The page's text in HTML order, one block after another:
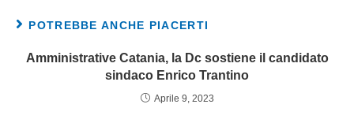
POTREBBE ANCHE PIACERTI
Amministrative Catania, la Dc sostiene il candidato
sindaco Enrico Trantino
Aprile 9, 2023